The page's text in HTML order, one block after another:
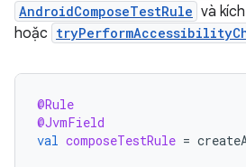
AndroidComposeTestRule và
hoặc
@Rule
@JvmField
val composeTestRule =